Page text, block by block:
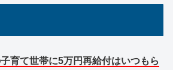
育て世帯に5万円再給付はいつもら